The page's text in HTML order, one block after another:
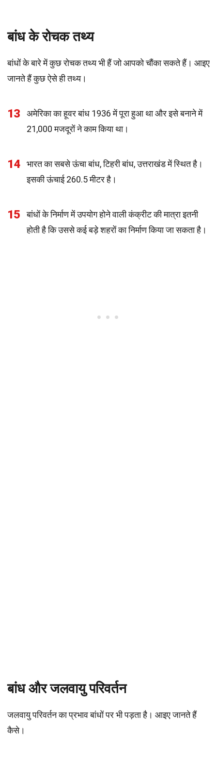
बांध के रोचक तथ्य
बांधों के बारे में कुछ रोचक तथ्य भी हैं जो आपको चौंका सकते हैं। आइए
जानते हैं कुछ ऐसे ही तथ्य।
13
अमेरिका का हूवर बांध 1936 में पूरा हुआ था और इसे बनाने में
21,000 मजदूरों ने काम किया था।
14
भारत का सबसे ऊंचा बांध, टिहरी बांध, उत्तराखंड में स्थित है।
इसकी ऊंचाई 260.5 मीटर है।
15
बांधों के निर्माण में उपयोग होने वाली कंक्रीट की मात्रा इतनी
होती है कि उससे कई बड़े शहरों का निर्माण किया जा सकता है।
बांध और जलवायु परिवर्तन
जलवायु परिवर्तन का प्रभाव बांधों पर भी पड़ता है। आइए जानते हैं
कैसे।